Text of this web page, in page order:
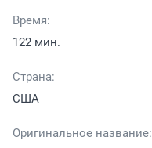
Время:
122 мин.
Страна:
США
Оригинальное название: